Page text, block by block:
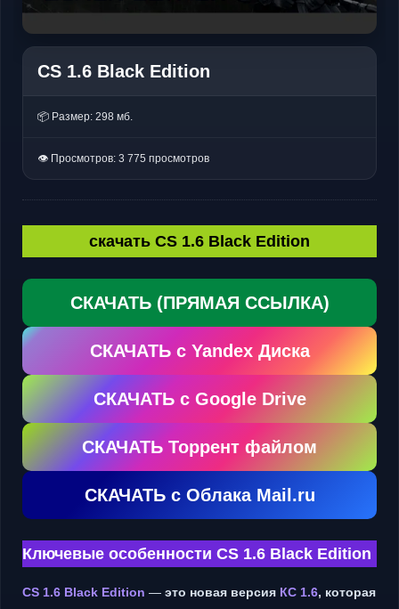
CS 1.6 Black Edition
📦 Размер: 298 мб.
👁 Просмотров: 3 775 просмотров
скачать CS 1.6 Black Edition
СКАЧАТЬ (ПРЯМАЯ ССЫЛКА)
СКАЧАТЬ с Yandex Диска
СКАЧАТЬ с Google Drive
СКАЧАТЬ Торрент файлом
СКАЧАТЬ с Облака Mail.ru
Ключевые особенности CS 1.6 Black Edition
CS 1.6 Black Edition — это новая версия КС 1.6, которая